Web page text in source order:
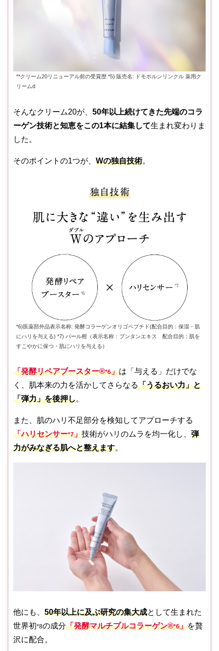
**クリーム20リニューアル前の受賞歴 *5) 販売名: ドモホルンリンクル 薬用ク
リームd
そんなクリーム20が、 50年以上続けてきた先端のコラ
ーゲン技術と知恵をこの1本に結集して生まれ変わりま
した。
そのポイントの1つが、 Wの独自技術。
*6)医薬部外品表示名称: 発酵コラーゲンオリゴペプチド(配合目的：保湿・肌
にハリを与える) *7) パール柑（表示名称：ブンタンエキス 配合目的：肌を
すこやかに保つ・肌にハリを与える）
「発酵リペアブースター®*6」は「与える」だけでな
く、肌本来の力を活かしてさらなる「うるおい力」と
「弾力」を後押し。
また、肌のハリ不足部分を検知してアプローチする
「ハリセンサー*7」技術がハリのムラを均一化し、 弾
力がみなぎる肌へと整えます。
他にも、 50年以上に及ぶ研究の集大成として生まれた
世界初*8の成分「発酵マルチプルコラーゲン®*6」を贅
沢に配合。